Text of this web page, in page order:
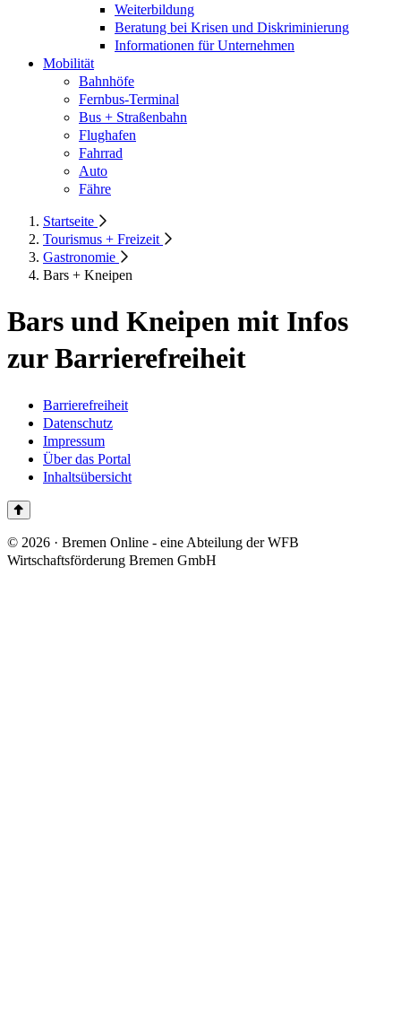
Weiterbildung
Beratung bei Krisen und Diskriminierung
Informationen für Unternehmen
Mobilität
Bahnhöfe
Fernbus-Terminal
Bus + Straßenbahn
Flughafen
Fahrrad
Auto
Fähre
Startseite
Tourismus + Freizeit
Gastronomie
Bars + Kneipen
Bars und Kneipen mit Infos
zur Barrierefreiheit
Barrierefreiheit
Datenschutz
Impressum
Über das Portal
Inhaltsübersicht
© 2026 · Bremen Online - eine Abteilung der WFB
Wirtschaftsförderung Bremen GmbH